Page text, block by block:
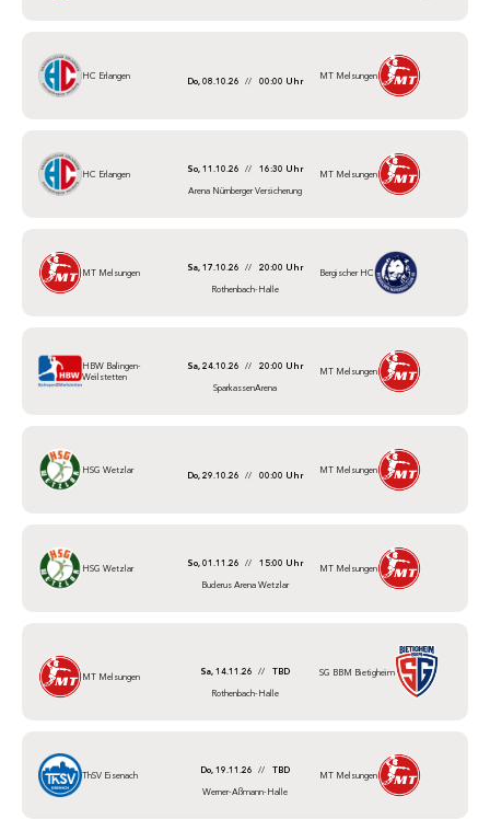
HC Erlangen Do, 08.10.26 // 00:00 Uhr MT Melsungen
HC Erlangen So, 11.10.26 //
16:30 Uhr
Arena Nürnberger Versicherung
MT Melsungen
MT Melsungen Sa, 17.10.26 //
20:00 Uhr
Rothenbach-Halle
Bergischer HC
HBW Balingen-
Weilstetten
Sa, 24.10.26 //
20:00 Uhr
SparkassenArena
MT Melsungen
HSG Wetzlar Do, 29.10.26 // 00:00 Uhr MT Melsungen
HSG Wetzlar So, 01.11.26 //
15:00 Uhr
Buderus Arena Wetzlar
MT Melsungen
MT Melsungen Sa, 14.11.26 //
TBD
Rothenbach-Halle
SG BBM Bietigheim
ThSV Eisenach Do, 19.11.26 //
TBD
Werner-Aßmann-Halle
MT Melsungen